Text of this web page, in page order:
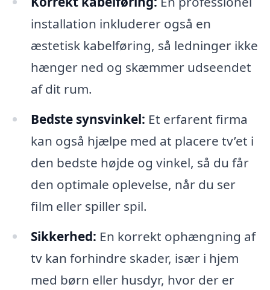
installation inkluderer også en
æstetisk kabelføring, så ledninger ikke
hænger ned og skæmmer udseendet
af dit rum.
Bedste synsvinkel: Et erfarent firma
kan også hjælpe med at placere tv’et i
den bedste højde og vinkel, så du får
den optimale oplevelse, når du ser
film eller spiller spil.
Sikkerhed: En korrekt ophængning af
tv kan forhindre skader, især i hjem
med børn eller husdyr, hvor der er